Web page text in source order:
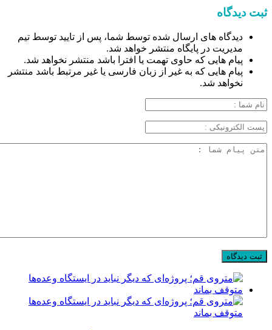
ثبت دیدگاه
دیدگاه های ارسال شده توسط شما، پس از تایید توسط تیم
مدیریت در پایگاه منتشر خواهد شد.
پیام هایی که حاوی تهمت یا افترا باشد منتشر نخواهد شد.
پیام هایی که به غیر از زبان فارسی یا غیر مرتبط باشد منتشر
نخواهد شد.